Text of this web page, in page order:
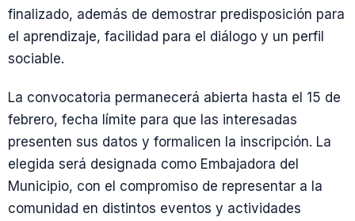
finalizado, además de demostrar predisposición para
el aprendizaje, facilidad para el diálogo y un perfil
sociable.
La convocatoria permanecerá abierta hasta el 15 de
febrero, fecha límite para que las interesadas
presenten sus datos y formalicen la inscripción. La
elegida será designada como Embajadora del
Municipio, con el compromiso de representar a la
comunidad en distintos eventos y actividades